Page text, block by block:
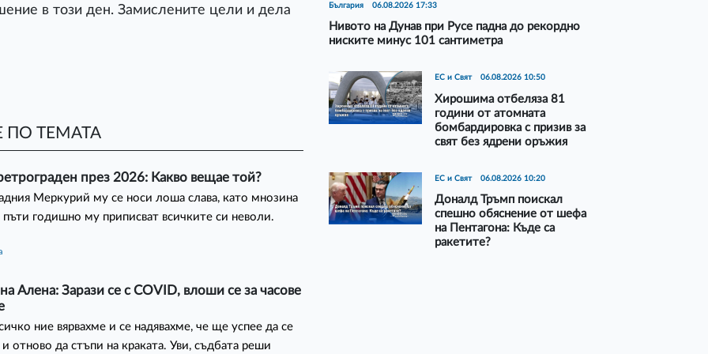
в този ден. Замислените цели и дела
ТЕМАТА
през 2026: Какво вещае той?
Меркурий му се носи лоша слава, като мнозина
годишно му приписват всичките си неволи.
Алена: Зарази се с COVID, влоши се за часове
ние вярвахме и се надявахме, че ще успее да се
и отново да стъпи на краката. Уви, съдбата реши
България 06.08.2026 17:33
Нивото на Дунав при Русе падна до рекордно
ниските минус 101 сантиметра
ЕС и Свят 06.08.2026 10:50
Хирошима отбеляза 81
години от атомната
бомбардировка с призив за
свят без ядрени оръжия
ЕС и Свят 06.08.2026 10:20
Доналд Тръмп поискал
спешно обяснение от шефа
на Пентагона: Къде са
ракетите?